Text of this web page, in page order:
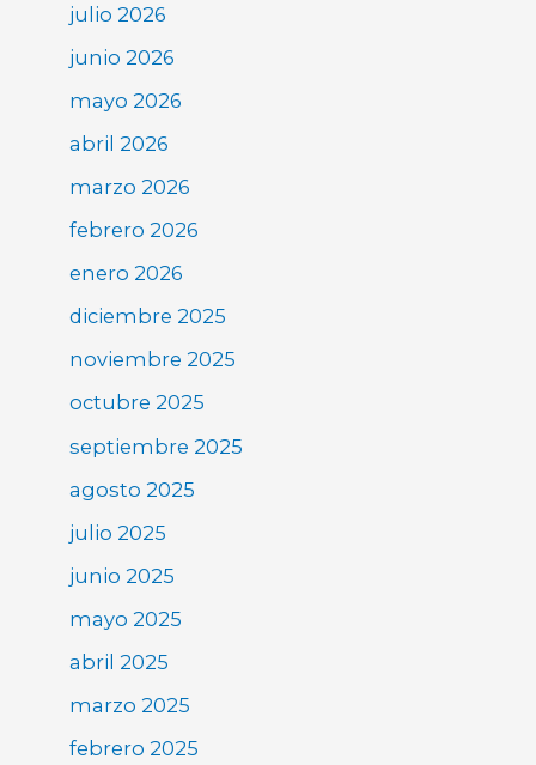
julio 2026
junio 2026
mayo 2026
abril 2026
marzo 2026
febrero 2026
enero 2026
diciembre 2025
noviembre 2025
octubre 2025
septiembre 2025
agosto 2025
julio 2025
junio 2025
mayo 2025
abril 2025
marzo 2025
febrero 2025